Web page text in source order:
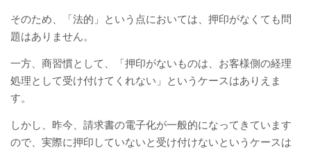
そのため、「法的」という点においては、押印がなくても問
題はありません。
一方、商習慣として、「押印がないものは、お客様側の経理
処理として受け付けてくれない」というケースはありえま
す。
しかし、昨今、請求書の電子化が一般的になってきています
ので、実際に押印していないと受け付けないというケースは